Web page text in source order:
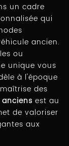
un cadre
qui
ancien.
ou
unique vous
à l'époque
des
est au
de valoriser
aux